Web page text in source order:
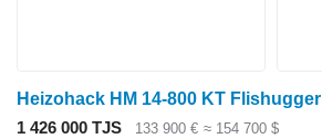
Heizohack HM 14-800 KT Flishugger
1 426 000 TJS
133 900 € ≈ 154 700 $